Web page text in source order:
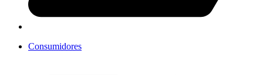
Consumidores